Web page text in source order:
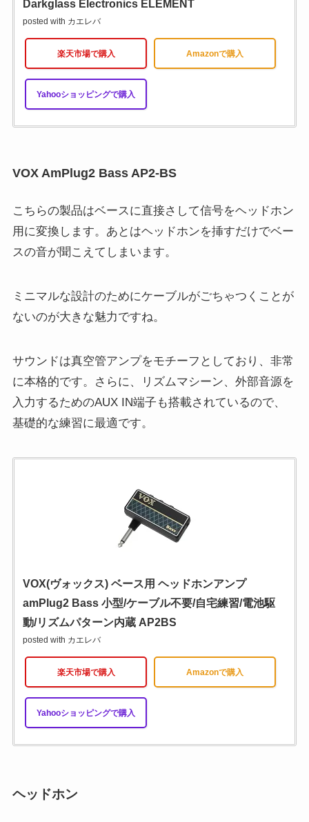
Darkglass Electronics ELEMENT
posted with カエレバ
楽天市場で購入 Amazonで購入
Yahooショッピングで購入
VOX AmPlug2 Bass AP2-BS
こちらの製品はベースに直接さして信号をヘッドホン
用に変換します。あとはヘッドホンを挿すだけでベー
スの音が聞こえてしまいます。
ミニマルな設計のためにケーブルがごちゃつくことが
ないのが大きな魅力ですね。
サウンドは真空管アンプをモチーフとしており、非常
に本格的です。さらに、リズムマシーン、外部音源を
入力するためのAUX IN端子も搭載されているので、
基礎的な練習に最適です。
VOX(ヴォックス) ベース用 ヘッドホンアンプ
amPlug2 Bass 小型/ケーブル不要/自宅練習/電池駆
動/リズムパターン内蔵 AP2BS
posted with カエレバ
楽天市場で購入 Amazonで購入
Yahooショッピングで購入
ヘッドホン